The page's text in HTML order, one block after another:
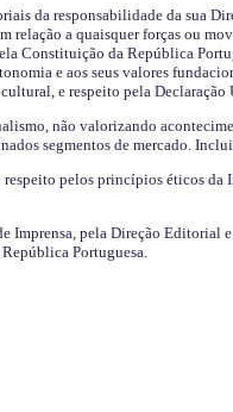
da responsabilidade da sua
relação a quaisquer forças ou
Constituição da República
e aos seus valores
e respeito pela
não valorizando
segmentos de mercado.
pelos princípios éticos
Imprensa, pela Direção Editorial
Portuguesa.